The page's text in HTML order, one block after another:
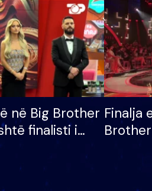
në Big Brother
finalisti i
shtëpinë
Finalja
dhe
të